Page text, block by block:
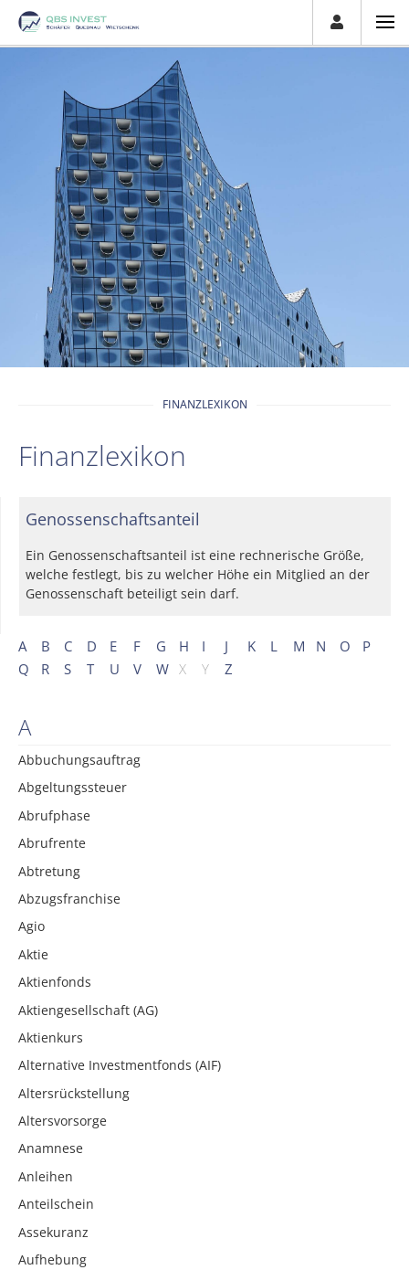
FINANZLEXIKON
Finanzlexikon
A B C D E F G H I J K L M N O
P
Q
R S T U V W X Y Z
A
Abbuchungsauftrag
Abgeltungssteuer
Abrufphase
Abrufrente
Abtretung
Abzugsfranchise
Agio
Aktie
Aktienfonds
Aktiengesellschaft (AG)
Aktienkurs
Alternative Investmentfonds (AIF)
Altersrückstellung
Altersvorsorge
Anamnese
Anleihen
Anteilschein
Assekuranz
Aufhebung
Genossenschaftsanteil
Ein Genossenschaftsanteil ist eine rechnerische Größe,
welche festlegt, bis zu welcher Höhe ein Mitglied an der
Genossenschaft beteiligt sein darf.